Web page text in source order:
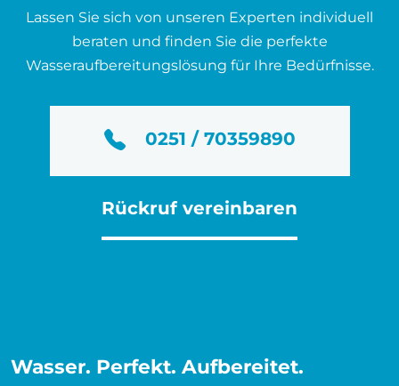
Lassen Sie sich von unseren Experten individuell
beraten und finden Sie die perfekte
Wasseraufbereitungslösung für Ihre Bedürfnisse.
0251 / 70359890
Rückruf vereinbaren
Wasser. Perfekt. Aufbereitet.